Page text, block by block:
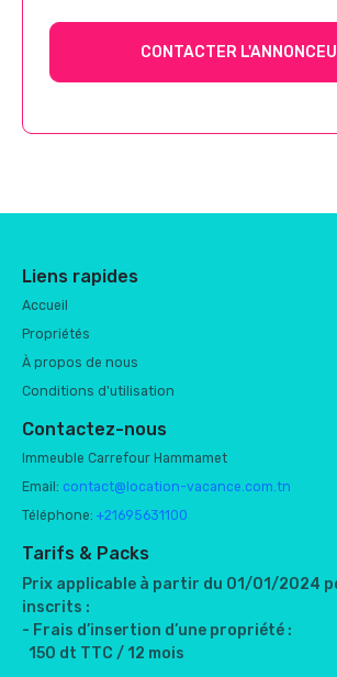
CONTACTER
Liens rapides
Accueil
Propriétés
À propos de nous
Conditions d'utilisation
Contactez-nous
Immeuble Carrefour Hammamet
Email: contact@location-vacance.com.tn
Téléphone: +21695631100
Tarifs & Packs
Prix applicable à partir du 01/01/2024
inscrits :
- Frais d’insertion d’une propriété :
150 dt TTC / 12 mois